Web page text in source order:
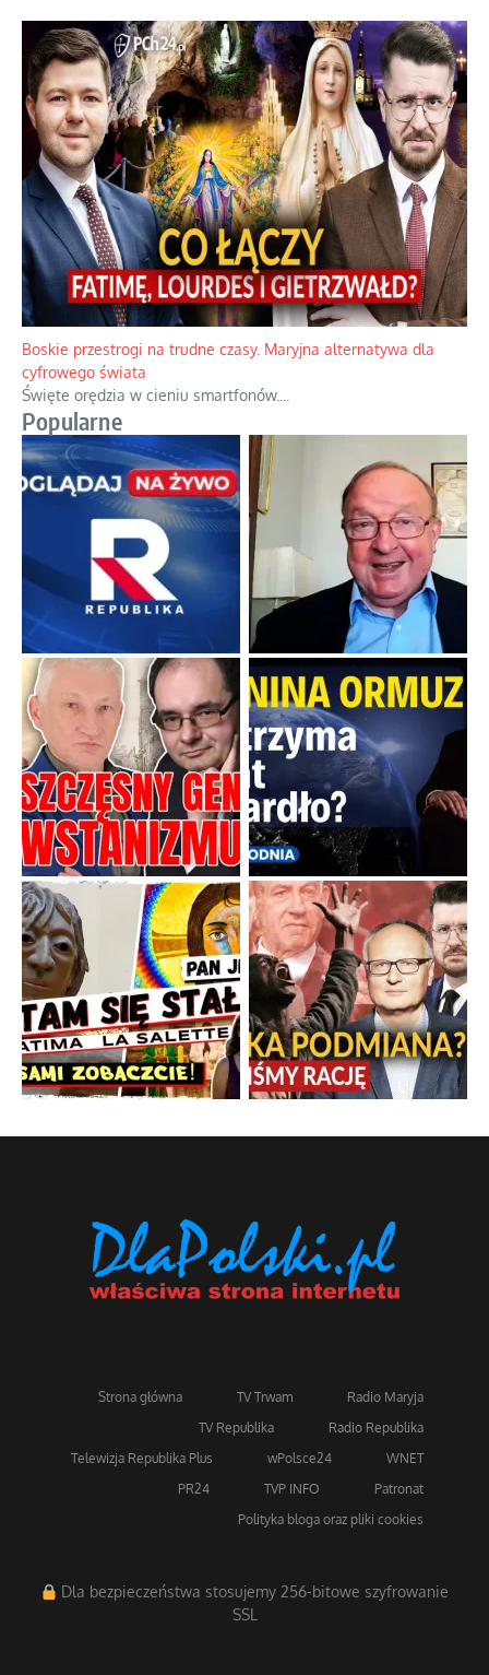
Boskie przestrogi na trudne czasy. Maryjna alternatywa dla
cyfrowego świata
Święte orędzia w cieniu smartfonów.
Popularne
Strona główna TV Trwam
Radio Maryja
TV Republika
Radio Republika
Telewizja Republika Plus
wPolsce24
WNET
PR24
TVP INFO
Patronat
Polityka bloga oraz pliki cookies
Dla bezpieczeństwa stosujemy 256-bitowe szyfrowanie
SSL